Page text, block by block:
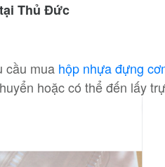
Thủ Đức
cầu mua hộp nhựa đựng
hoặc có thể đến lấy